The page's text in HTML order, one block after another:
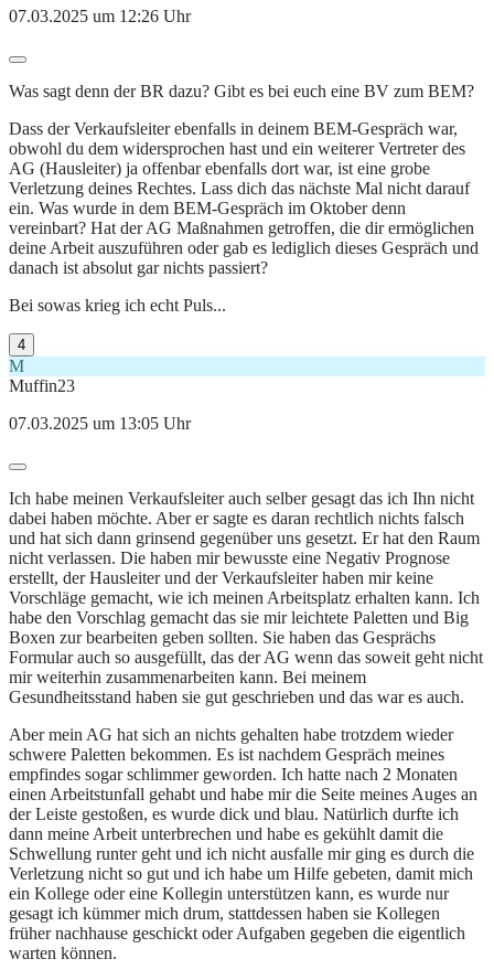
07.03.2025 um 12:26 Uhr
Was sagt denn der BR dazu? Gibt es bei euch eine BV zum BEM?
Dass der Verkaufsleiter ebenfalls in deinem BEM-Gespräch war,
obwohl du dem widersprochen hast und ein weiterer Vertreter des
AG (Hausleiter) ja offenbar ebenfalls dort war, ist eine grobe
Verletzung deines Rechtes. Lass dich das nächste Mal nicht darauf
ein. Was wurde in dem BEM-Gespräch im Oktober denn
vereinbart? Hat der AG Maßnahmen getroffen, die dir ermöglichen
deine Arbeit auszuführen oder gab es lediglich dieses Gespräch und
danach ist absolut gar nichts passiert?
Bei sowas krieg ich echt Puls...
4
M
Muffin23
07.03.2025 um 13:05 Uhr
Ich habe meinen Verkaufsleiter auch selber gesagt das ich Ihn nicht
dabei haben möchte. Aber er sagte es daran rechtlich nichts falsch
und hat sich dann grinsend gegenüber uns gesetzt. Er hat den Raum
nicht verlassen. Die haben mir bewusste eine Negativ Prognose
erstellt, der Hausleiter und der Verkaufsleiter haben mir keine
Vorschläge gemacht, wie ich meinen Arbeitsplatz erhalten kann. Ich
habe den Vorschlag gemacht das sie mir leichtete Paletten und Big
Boxen zur bearbeiten geben sollten. Sie haben das Gesprächs
Formular auch so ausgefüllt, das der AG wenn das soweit geht nicht
mir weiterhin zusammenarbeiten kann. Bei meinem
Gesundheitsstand haben sie gut geschrieben und das war es auch.
Aber mein AG hat sich an nichts gehalten habe trotzdem wieder
schwere Paletten bekommen. Es ist nachdem Gespräch meines
empfindes sogar schlimmer geworden. Ich hatte nach 2 Monaten
einen Arbeitstunfall gehabt und habe mir die Seite meines Auges an
der Leiste gestoßen, es wurde dick und blau. Natürlich durfte ich
dann meine Arbeit unterbrechen und habe es gekühlt damit die
Schwellung runter geht und ich nicht ausfalle mir ging es durch die
Verletzung nicht so gut und ich habe um Hilfe gebeten, damit mich
ein Kollege oder eine Kollegin unterstützen kann, es wurde nur
gesagt ich kümmer mich drum, stattdessen haben sie Kollegen
früher nachhause geschickt oder Aufgaben gegeben die eigentlich
warten können.